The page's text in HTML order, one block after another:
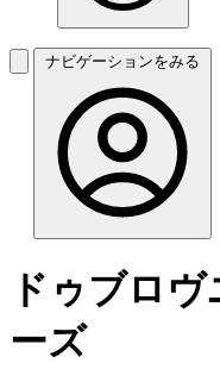
ナビゲーションをみる
ドゥブロ
ーズ